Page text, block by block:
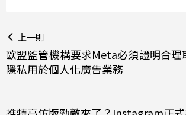
上一則
歐盟監管機構要求Meta必須證明合理
隱私用於個人化廣告業務